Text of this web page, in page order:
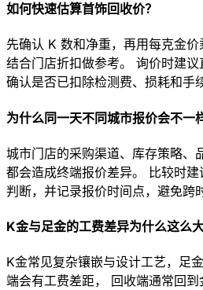
如何快速估算首饰回收价？
先确认 K 数和净重，再用每克金
结合门店折扣做参考。 询价时建议
确认是否已扣除检测费、损耗和手
为什么同一天不同城市报价会不一
城市门店的采购渠道、库存策略、
都会造成终端报价差异。 比较时建
判断，并记录报价时间点，避免跨
K金与足金的工费差异为什么这么大
K金常见复杂镶嵌与设计工艺，足
端会有工费差距， 回收端通常回